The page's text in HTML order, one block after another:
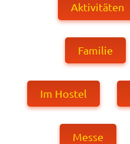
Aktivitäten
Familie
Im Hostel
Messe